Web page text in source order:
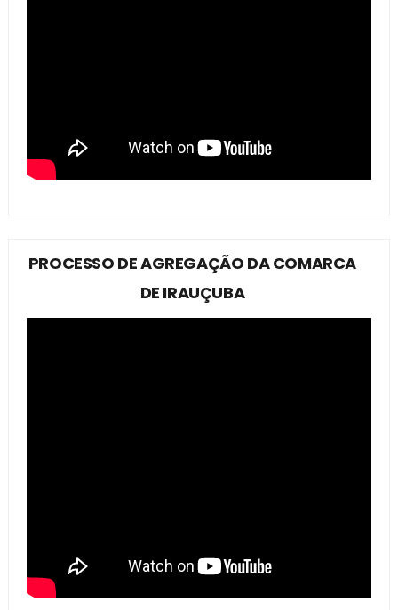
PROCESSO DE AGREGAÇÃO DA COMARCA
DE IRAUÇUBA